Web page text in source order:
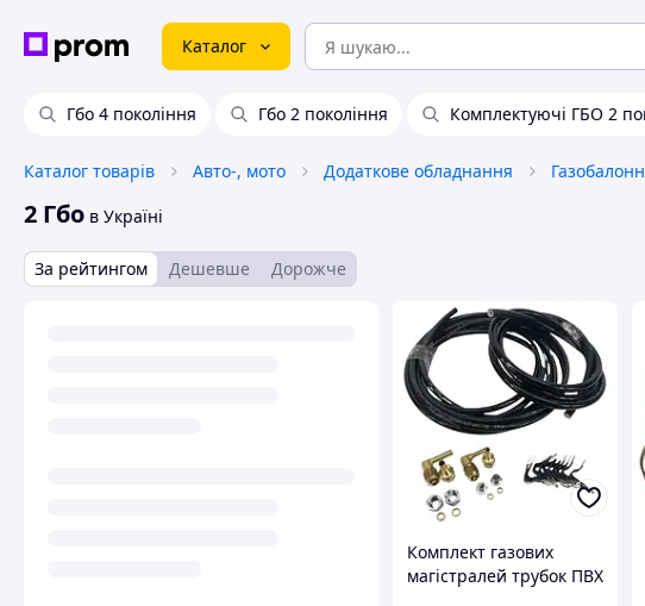
Каталог
Гбо 4 покоління Гбо 2 покоління Комплектуючі ГБО 2
Каталог товарів Авто-, мото Додаткове обладнання
2 Гбо в Україні
За рейтингом Дешевше Дорожче
Комплект газових
магістралей трубок ПВХ